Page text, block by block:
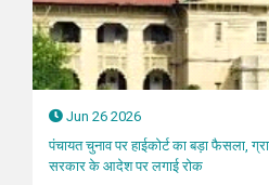
Jun 26 2026
पंचायत चुनाव पर हाईकोर्ट का बड़ा फैसला,
सरकार के आदेश पर लगाई रोक